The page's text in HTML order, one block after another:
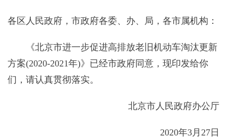
各区人民政府，市政府各委、办、局，各市属机构：
《北京市进一步促进高排放老旧机动车淘汰更新
方案(2020-2021年)》已经市政府同意，现印发给你
们，请认真贯彻落实。
北京市人民政府办公厅
2020年3月27日